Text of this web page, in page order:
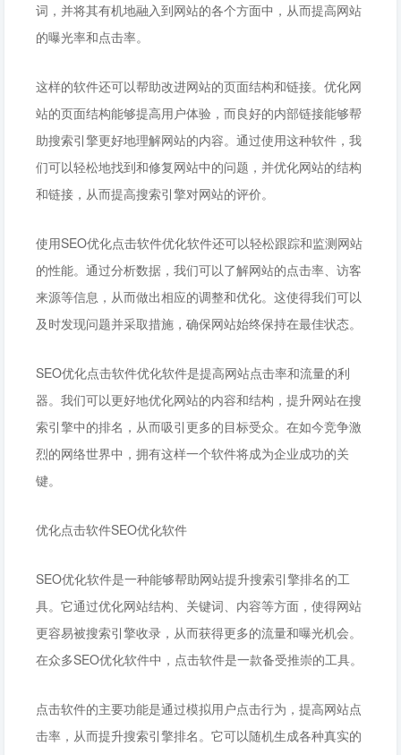
词，并将其有机地融入到网站的各个方面中，从而提高网站
的曝光率和点击率。
这样的软件还可以帮助改进网站的页面结构和链接。优化网
站的页面结构能够提高用户体验，而良好的内部链接能够帮
助搜索引擎更好地理解网站的内容。通过使用这种软件，我
们可以轻松地找到和修复网站中的问题，并优化网站的结构
和链接，从而提高搜索引擎对网站的评价。
使用SEO优化点击软件优化软件还可以轻松跟踪和监测网站
的性能。通过分析数据，我们可以了解网站的点击率、访客
来源等信息，从而做出相应的调整和优化。这使得我们可以
及时发现问题并采取措施，确保网站始终保持在最佳状态。
SEO优化点击软件优化软件是提高网站点击率和流量的利
器。我们可以更好地优化网站的内容和结构，提升网站在搜
索引擎中的排名，从而吸引更多的目标受众。在如今竞争激
烈的网络世界中，拥有这样一个软件将成为企业成功的关
键。
优化点击软件SEO优化软件
SEO优化软件是一种能够帮助网站提升搜索引擎排名的工
具。它通过优化网站结构、关键词、内容等方面，使得网站
更容易被搜索引擎收录，从而获得更多的流量和曝光机会。
在众多SEO优化软件中，点击软件是一款备受推崇的工具。
点击软件的主要功能是通过模拟用户点击行为，提高网站点
击率，从而提升搜索引擎排名。它可以随机生成各种真实的